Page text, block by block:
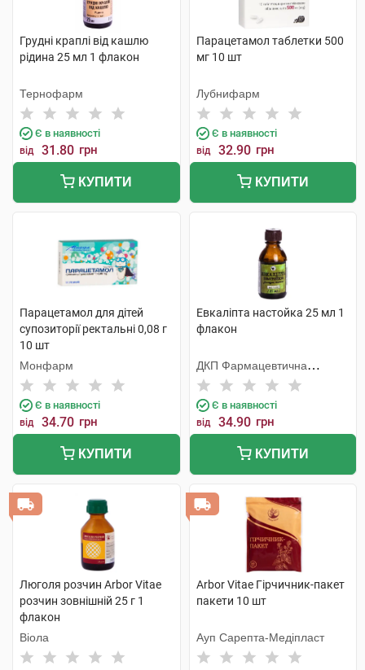
Грудні краплі від кашлю
рідина 25 мл 1 флакон
Тернофарм
Є в наявності
від 31.80 грн
КУПИТИ
Парацетамол таблетки 500
мг 10 шт
Лубнифарм
Є в наявності
від 32.90 грн
КУПИТИ
Парацетамол для дітей
супозиторії ректальні 0,08 г
10 шт
Монфарм
Є в наявності
від 34.70 грн
КУПИТИ
Евкаліпта настойка 25 мл 1
флакон
ДКП Фармацевтична
фабрика
Є в наявності
від 34.90 грн
КУПИТИ
Люголя розчин Arbor Vitae
розчин зовнішній 25 г 1
флакон
Віола
Arbor Vitae Гірчичник-пакет
пакети 10 шт
Ауп Сарепта-Медіпласт